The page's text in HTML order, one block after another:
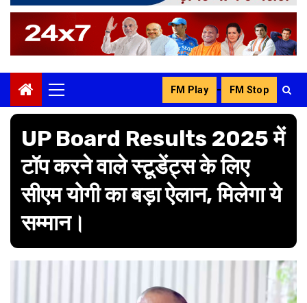
Primary
Menu
FM Play - FM Stop
UP Board Results 2025 में
टॉप करने वाले स्टूडेंट्स के लिए
सीएम योगी का बड़ा ऐलान, मिलेगा ये
सम्मान।